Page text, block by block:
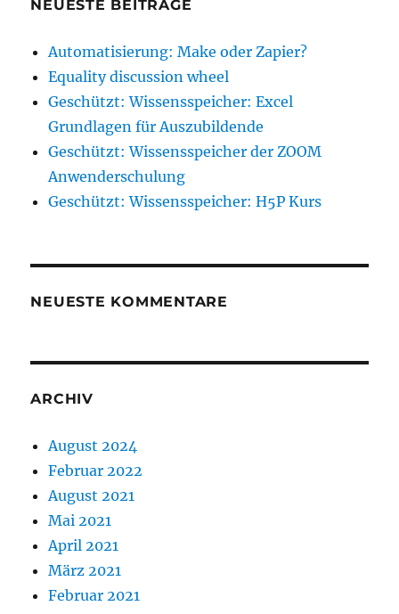
NEUESTE BEITRÄGE
Automatisierung: Make oder Zapier?
Equality discussion wheel
Geschützt: Wissensspeicher: Excel
Grundlagen für Auszubildende
Geschützt: Wissensspeicher der ZOOM
Anwenderschulung
Geschützt: Wissensspeicher: H5P Kurs
NEUESTE KOMMENTARE
ARCHIV
August 2024
Februar 2022
August 2021
Mai 2021
April 2021
März 2021
Februar 2021